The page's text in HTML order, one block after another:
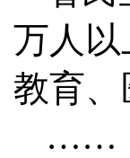
万人
教育
……